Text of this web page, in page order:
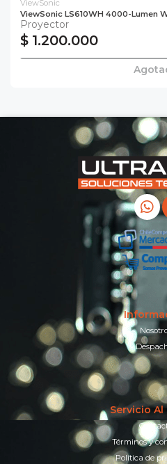
ViewSonic
ViewSonic LS610WH 4000-Lumen
Proyector
$ 1.200.000
Servicio Al
Términos y
Política de